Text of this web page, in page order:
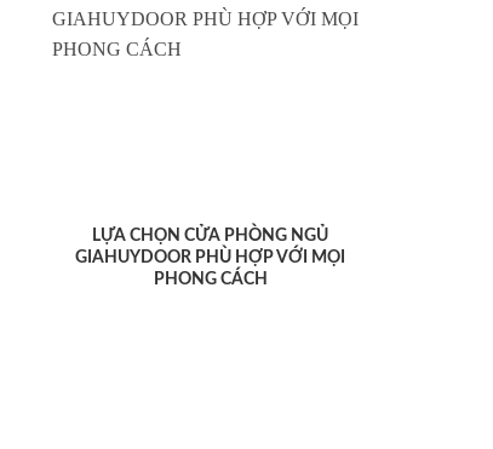
LỰA CHỌN CỬA PHÒNG NGỦ
GIAHUYDOOR PHÙ HỢP VỚI MỌI
PHONG CÁCH